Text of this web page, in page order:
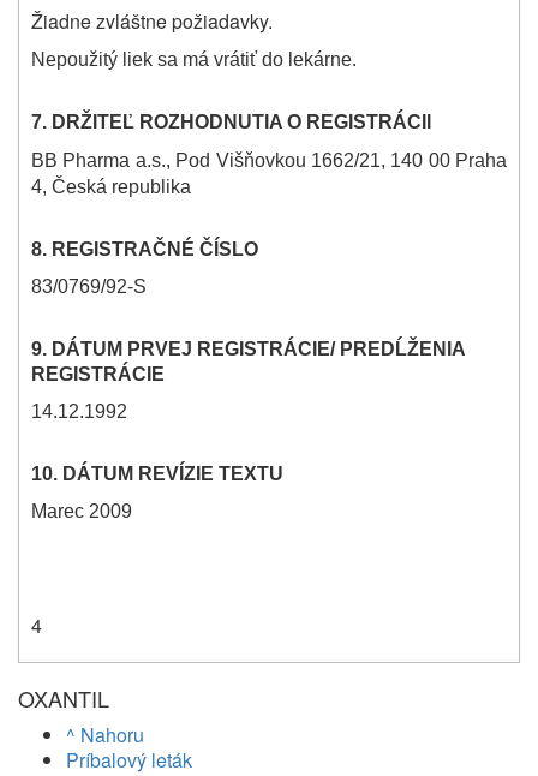
Žiadne zvláštne požiadavky.
Nepoužitý liek sa má vrátiť do lekárne.
7. DRŽITEĽ ROZHODNUTIA O REGISTRÁCII
BB Pharma a.s., Pod Višňovkou 1662/21, 140 00 Praha
4, Česká republika
8. REGISTRAČNÉ ČÍSLO
83/0769/92-S
9. DÁTUM PRVEJ REGISTRÁCIE/ PREDĹŽENIA
REGISTRÁCIE
14.12.1992
10. DÁTUM REVÍZIE TEXTU
Marec 2009
4
OXANTIL
^ Nahoru
Príbalový leták